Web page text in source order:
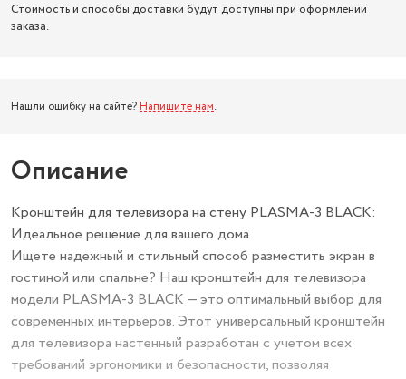
Стоимость и способы доставки будут доступны при оформлении
заказа.
Нашли ошибку на сайте? Напишите нам.
Описание
Кронштейн для телевизора на стену PLASMA-3 BLACK:
Идеальное решение для вашего дома
Ищете надежный и стильный способ разместить экран в
гостиной или спальне? Наш кронштейн для телевизора
модели PLASMA-3 BLACK — это оптимальный выбор для
современных интерьеров. Этот универсальный кронштейн
для телевизора настенный разработан с учетом всех
требований эргономики и безопасности, позволяя